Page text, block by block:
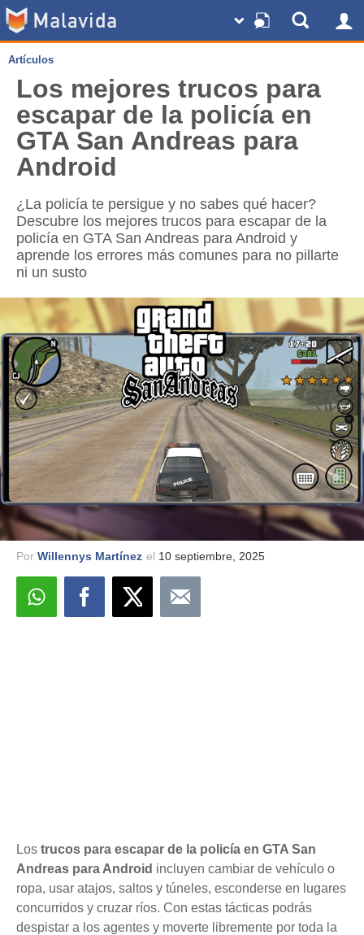
Artículos
Los mejores trucos para
escapar de la policía en
GTA San Andreas para
Android
¿La policía te persigue y no sabes qué hacer?
Descubre los mejores trucos para escapar de la
policía en GTA San Andreas para Android y
aprende los errores más comunes para no pillarte
ni un susto
Por Willennys Martínez el 10 septiembre, 2025
Los trucos para escapar de la policía en GTA San
Andreas para Android incluyen cambiar de vehículo o
ropa, usar atajos, saltos y túneles, esconderse en lugares
concurridos y cruzar ríos. Con estas tácticas podrás
despistar a los agentes y moverte libremente por toda la